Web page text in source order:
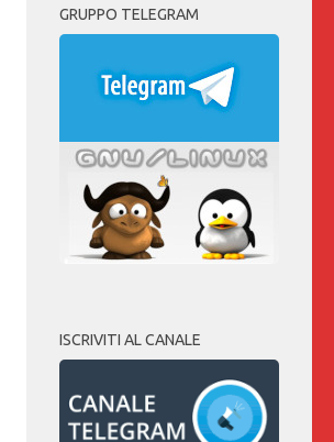
GRUPPO TELEGRAM
ISCRIVITI AL CANALE